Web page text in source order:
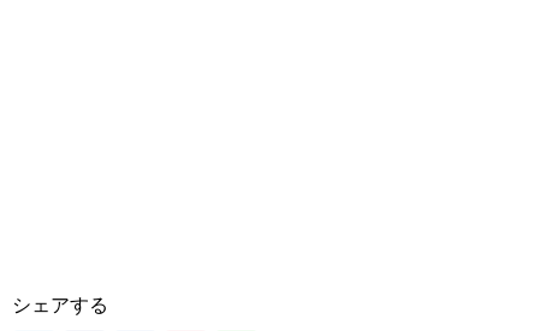
シェアする